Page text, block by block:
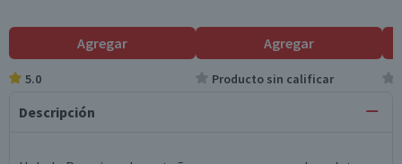
Agregar
5.0
Agregar
Producto sin calificar
Descripción